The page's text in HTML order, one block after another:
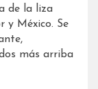
de la liza
y México. Se
más arriba